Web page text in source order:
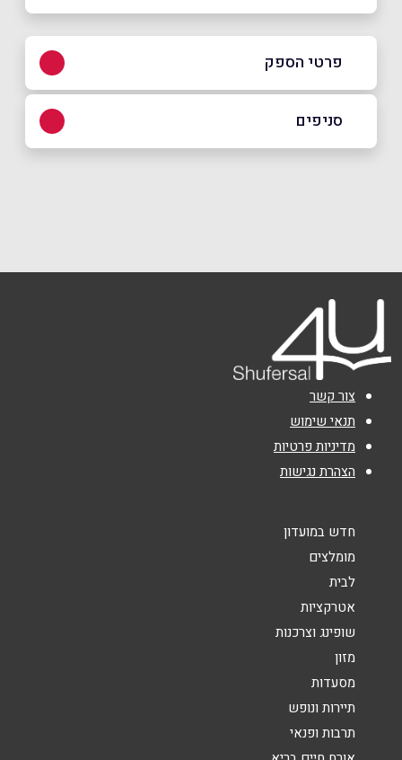
פרטי הספק
באתר בפייסבוק באינסטגרם
טלפון
אימייל*
נושא*
אנא חזרו אלי בקשר ל...
סניפים
צור קשר
תנאי שימוש
מדיניות פרטיות
הצהרת נגישות
חדש במועדון
מומלצים
לבית
אטרקציות
שופינג וצרכנות
מזון
מסעדות
תיירות ונופש
תרבות ופנאי